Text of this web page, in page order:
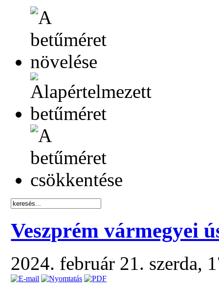
Veszprém vármegyei
2024. február 21. szerda,